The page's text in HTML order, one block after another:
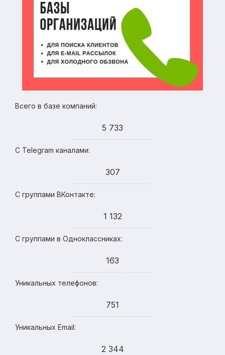
Всего в базе компаний:
5 733
С Telegram каналами:
307
С группами ВКонтакте:
1 132
С группами в Одноклассниках:
163
Уникальных телефонов:
751
Уникальных Email:
2 344